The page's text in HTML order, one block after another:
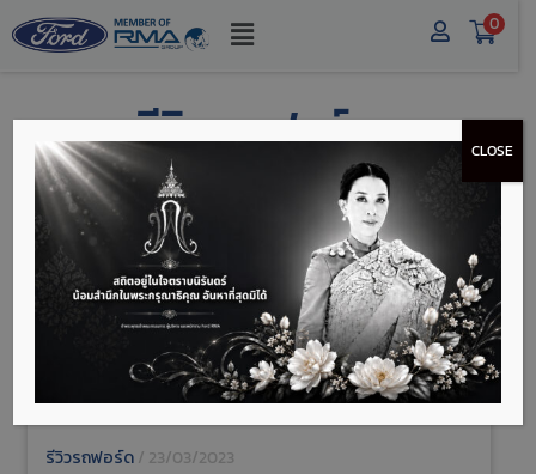
0
รีวิวรถฟอร์ด
รีวิวรถฟอร์ด/ 23/03/2023
CLOSE